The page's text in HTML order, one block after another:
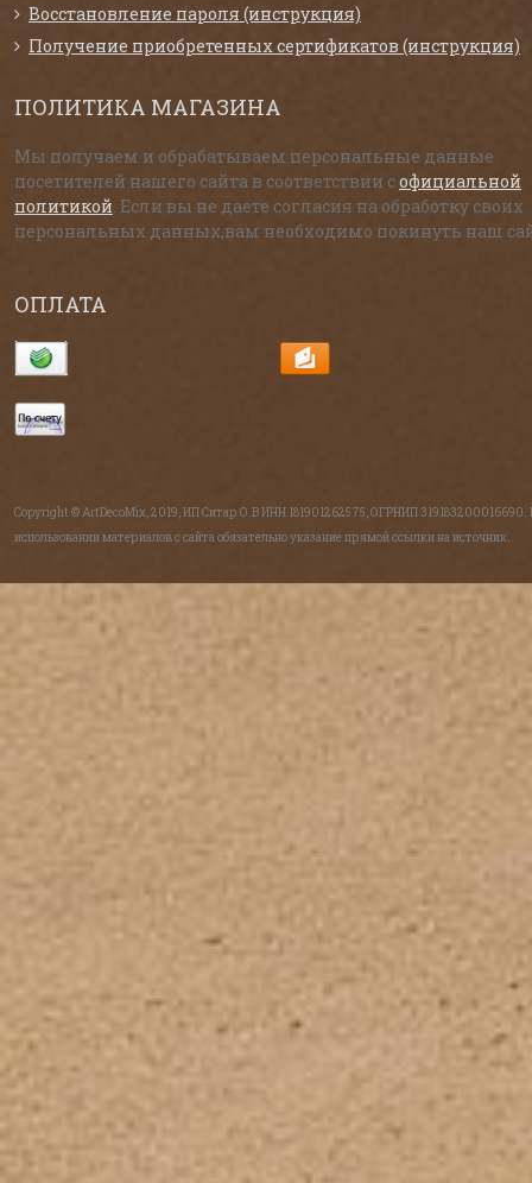
Восстановление пароля (инструкция)
Получение приобретенных сертификатов (инструкция)
ПОЛИТИКА МАГАЗИНА
Мы получаем и обрабатываем персональные данные
посетителей нашего сайта в соответствии софициальной
политикой . Если вы не даете согласия на обработку своих
персональных данных,вам необходимо покинуть наш
ОПЛАТА
Copyright © ArtDecoMix, 2019, ИП Ситар О.В ИНН 181901262575, ОГРНИП 319183200016690.
использовании материалов с сайта обязательно указание прямой ссылки на источник.